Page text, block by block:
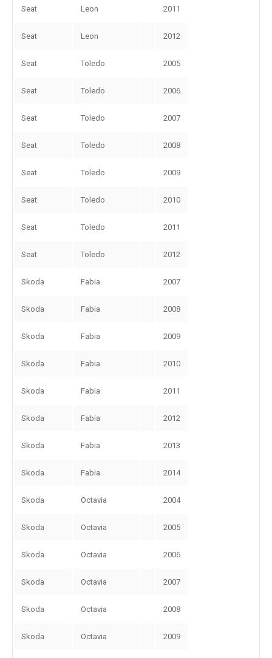
Seat Leon 2011
Seat Leon 2012
Seat Toledo 2005
Seat Toledo 2006
Seat Toledo 2007
Seat Toledo 2008
Seat Toledo 2009
Seat Toledo 2010
Seat Toledo 2011
Seat Toledo 2012
Skoda Fabia 2007
Skoda Fabia 2008
Skoda Fabia 2009
Skoda Fabia 2010
Skoda Fabia 2011
Skoda Fabia 2012
Skoda Fabia 2013
Skoda Fabia 2014
Skoda Octavia 2004
Skoda Octavia 2005
Skoda Octavia 2006
Skoda Octavia 2007
Skoda Octavia 2008
Skoda Octavia 2009